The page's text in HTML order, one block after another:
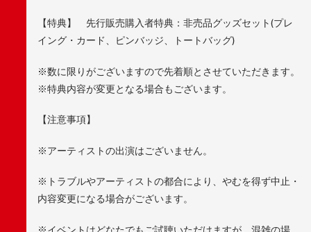
【特典】 先行販売購入者特典：非売品グッズセット(プレ
イング・カード、ピンバッジ、トートバッグ)
※数に限りがございますので先着順とさせていただきます。
※特典内容が変更となる場合もございます。
【注意事項】
※アーティストの出演はございません。
※トラブルやアーティストの都合により、やむを得ず中止・
内容変更になる場合がございます。